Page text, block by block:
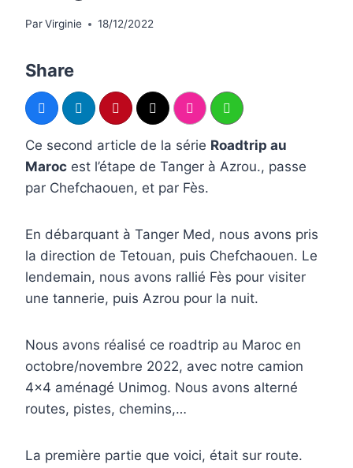
ParVirginie 18/12/2022
Share
Ce second article de la série Roadtrip au
Maroc est l’étape de Tanger à Azrou., passe
par Chefchaouen, et par Fès.
En débarquant à Tanger Med, nous avons pris
la direction de Tetouan, puis Chefchaouen. Le
lendemain, nous avons rallié Fès pour visiter
une tannerie, puis Azrou pour la nuit.
Nous avons réalisé ce roadtrip au Maroc en
octobre/novembre 2022, avec notre camion
4×4 aménagé Unimog. Nous avons alterné
routes, pistes, chemins,…
La première partie que voici, était sur route.